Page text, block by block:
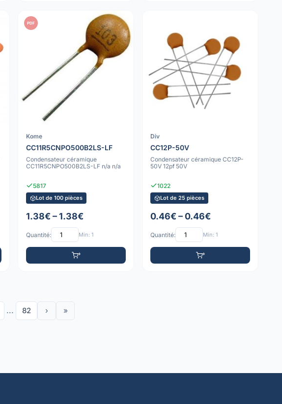
PDF
Kome
CC11R5CNPO500B2LS-LF
Condensateur céramique
CC11R5CNPO500B2LS-LF n/a n/a
5817
Lot de 100 pièces
1.38€ – 1.38€
Quantité: Min: 1
Div
CC12P-50V
Condensateur céramique CC12P-
50V 12pf 50V
1022
Lot de 25 pièces
0.46€ – 0.46€
Quantité: Min: 1
... 82 › »